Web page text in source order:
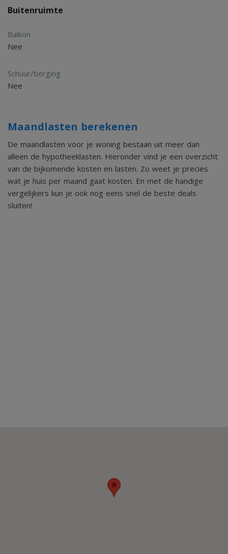
Buitenruimte
Balkon
Nee
Schuur/berging
Nee
Maandlasten berekenen
De maandlasten voor je woning bestaan uit meer dan
alleen de hypotheeklasten. Hieronder vind je een overzicht
van de bijkomende kosten en lasten. Zo weet je precies
wat je huis per maand gaat kosten. En met de handige
vergelijkers kun je ook nog eens snel de beste deals
sluiten!